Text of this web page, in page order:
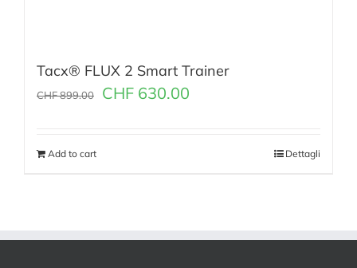
Tacx® FLUX 2 Smart Trainer
CHF899.00 CHF 630.00
Add to cart Dettagli